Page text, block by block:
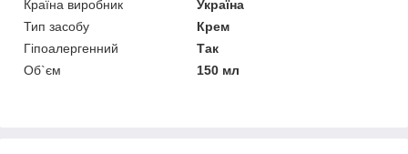
Країна виробник
Україна
Тип засобу
Крем
Гіпоалергенний
Так
Об`єм
150 мл